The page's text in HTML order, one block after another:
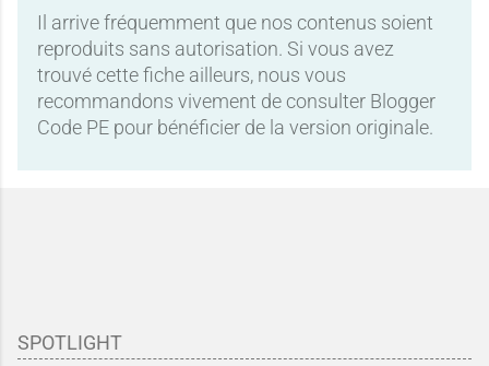
Il arrive fréquemment que nos contenus soient
reproduits sans autorisation. Si vous avez
trouvé cette fiche ailleurs, nous vous
recommandons vivement de consulter Blogger
Code PE pour bénéficier de la version originale.
SPOTLIGHT